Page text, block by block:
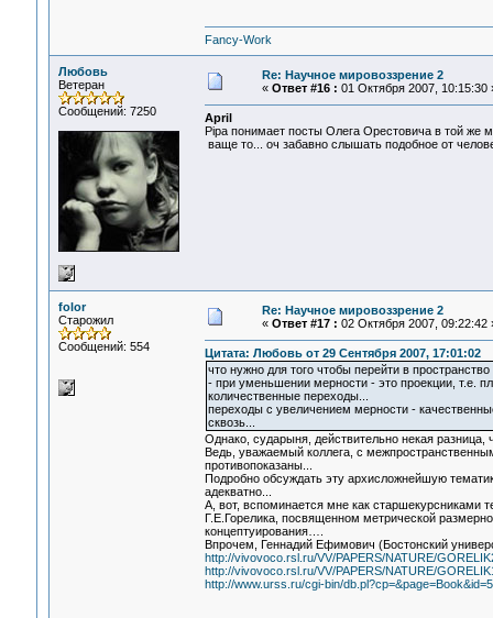
Fancy-Work
Любовь
Ветеран
Сообщений: 7250
Re: Научное мировоззрение 2
« Ответ #16 : 01 Октября 2007, 10:15:30
April
Pipa понимает посты Олега Орестовича в той же
ваще то... оч забавно слышать подобное от
folor
Старожил
Сообщений: 554
Re: Научное мировоззрение 2
« Ответ #17 : 02 Октября 2007, 09:22:42
Цитата: Любовь от 29 Сентября 2007, 17:01:02
что нужно для того чтобы перейти в
- при уменьшении мерности - это проекции, т.е.
количественные переходы...
переходы с увеличением мерности -
сквозь...
Однако, сударыня, действительно некая разница,
Ведь, уважаемый коллега, с
противопоказаны...
Подробно обсуждать эту архисложнейшую
адекватно...
А, вот, вспоминается мне как
Г.Е.Горелика, посвященном метрической
концептуирования….
Впрочем, Геннадий Ефимович (Бостонский
http://vivovoco.rsl.ru/VV/PAPERS/NATURE/
http://vivovoco.rsl.ru/VV/PAPERS/NATURE/
http://www.urss.ru/cgi-bin/